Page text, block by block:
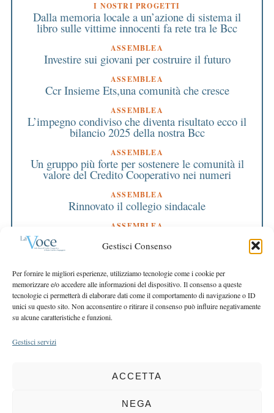
Gestisci Consenso
Per fornire le migliori esperienze, utilizziamo tecnologie come i cookie per
memorizzare e/o accedere alle informazioni del dispositivo. Il consenso a queste
tecnologie ci permetterà di elaborare dati come il comportamento di navigazione o ID
unici su questo sito. Non acconsentire o ritirare il consenso può influire negativamente
su alcune caratteristiche e funzioni.
Gestisci servizi
ACCETTA
NEGA
I NOSTRI PROGETTI
Dalla memoria locale a un’azione di sistema il
libro sulle vittime innocenti fa rete tra le Bcc
ASSEMBLEA
Investire sui giovani per costruire il futuro
ASSEMBLEA
Ccr Insieme Ets,una comunità che cresce
ASSEMBLEA
L’impegno condiviso che diventa risultato ecco il
bilancio 2025 della nostra Bcc
ASSEMBLEA
Un gruppo più forte per sostenere le comunità il
valore del Credito Cooperativo nei numeri
ASSEMBLEA
Rinnovato il collegio sindacale
ASSEMBLEA
Bilancio approvato all’unanimità e 2 milioni
destinati al territorio
Crescere restando riconoscibili
EDITORIALE PRESIDENTE
Costruire futuro insieme
COPYRIGHT 2025 LA VOCE |PRIVACY
BCC DI BUSTO GAROLFO E BUGUGGIATE